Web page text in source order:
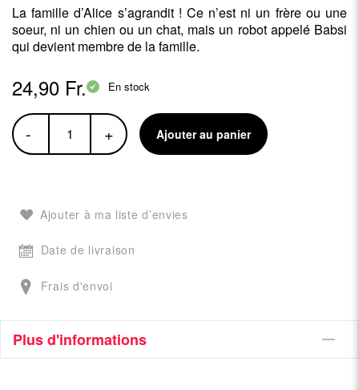
La famille d’Alice s’agrandit ! Ce n’est ni un frère ou une
soeur, ni un chien ou un chat, mais un robot appelé Babsi
qui devient membre de la famille.
24,90 Fr. En stock
- + Ajouter au panier
Ajouter à ma liste d’envies
Date de livraison
Frais d'envoi
Plus d'informations